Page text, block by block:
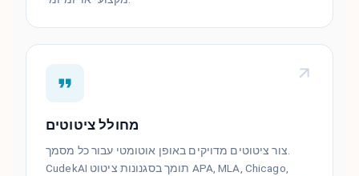
מחולל ציטוטים
צור ציטוטים מדויקים באופן אוטומטי עבור כל מסמך.
CudekAI תומך בסגנונות ציטוט APA, MLA, Chicago,